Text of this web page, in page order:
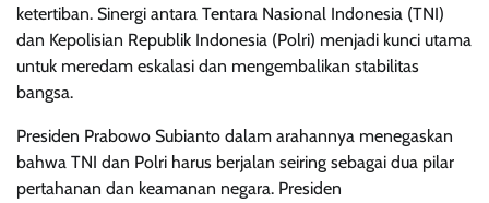
ketertiban. Sinergi antara Tentara Nasional Indonesia (TNI)
dan Kepolisian Republik Indonesia (Polri) menjadi kunci utama
untuk meredam eskalasi dan mengembalikan stabilitas
bangsa.
Presiden Prabowo Subianto dalam arahannya menegaskan
bahwa TNI dan Polri harus berjalan seiring sebagai dua pilar
pertahanan dan keamanan negara. Presiden